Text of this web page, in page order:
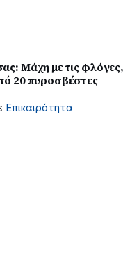
Μάχη με τις φλόγες,
20 πυροσβέστες-
Επικαιρότητα